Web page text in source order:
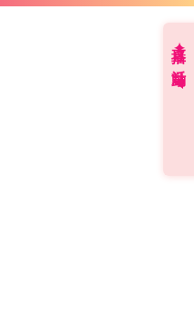
直播✦活動